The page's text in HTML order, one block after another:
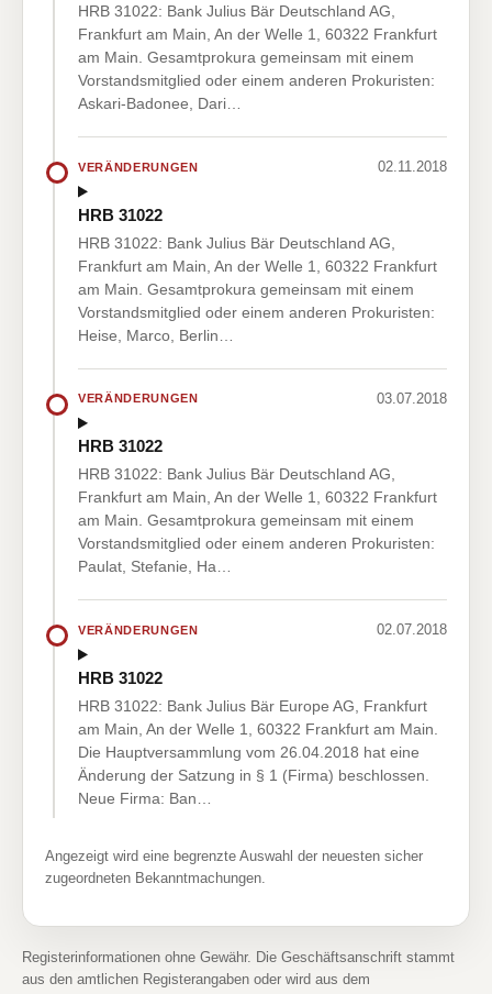
HRB 31022: Bank Julius Bär Deutschland AG,
Frankfurt am Main, An der Welle 1, 60322 Frankfurt
am Main. Gesamtprokura gemeinsam mit einem
Vorstandsmitglied oder einem anderen Prokuristen:
Askari-Badonee, Dari…
VERÄNDERUNGEN 02.11.2018
HRB 31022
HRB 31022: Bank Julius Bär Deutschland AG,
Frankfurt am Main, An der Welle 1, 60322 Frankfurt
am Main. Gesamtprokura gemeinsam mit einem
Vorstandsmitglied oder einem anderen Prokuristen:
Heise, Marco, Berlin…
VERÄNDERUNGEN 03.07.2018
HRB 31022
HRB 31022: Bank Julius Bär Deutschland AG,
Frankfurt am Main, An der Welle 1, 60322 Frankfurt
am Main. Gesamtprokura gemeinsam mit einem
Vorstandsmitglied oder einem anderen Prokuristen:
Paulat, Stefanie, Ha…
VERÄNDERUNGEN 02.07.2018
HRB 31022
HRB 31022: Bank Julius Bär Europe AG, Frankfurt
am Main, An der Welle 1, 60322 Frankfurt am Main.
Die Hauptversammlung vom 26.04.2018 hat eine
Änderung der Satzung in § 1 (Firma) beschlossen.
Neue Firma: Ban…
Angezeigt wird eine begrenzte Auswahl der neuesten sicher
zugeordneten Bekanntmachungen.
Registerinformationen ohne Gewähr. Die Geschäftsanschrift stammt
aus den amtlichen Registerangaben oder wird aus dem